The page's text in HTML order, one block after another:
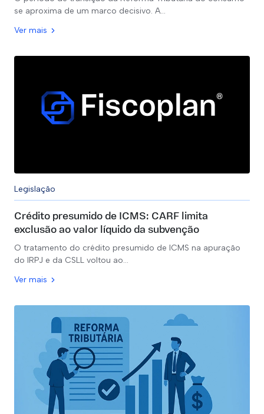
se aproxima de um marco decisivo. A…
Ver mais
Legislação
Crédito presumido de ICMS: CARF limita
exclusão ao valor líquido da subvenção
O tratamento do crédito presumido de ICMS na apuração
do IRPJ e da CSLL voltou ao…
Ver mais